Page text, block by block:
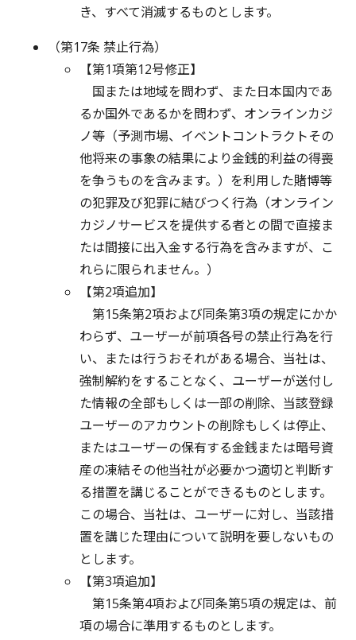
き、すべて消滅するものとします。
（第17条 禁止行為）
【第1項第12号修正】
国または地域を問わず、また日本国内であ
るか国外であるかを問わず、オンラインカジ
ノ等（予測市場、イベントコントラクトその
他将来の事象の結果により金銭的利益の得喪
を争うものを含みます。）を利用した賭博等
の犯罪及び犯罪に結びつく行為（オンライン
カジノサービスを提供する者との間で直接ま
たは間接に出入金する行為を含みますが、こ
れらに限られません。）
【第2項追加】
第15条第2項および同条第3項の規定にかか
わらず、ユーザーが前項各号の禁止行為を行
い、または行うおそれがある場合、当社は、
強制解約をすることなく、ユーザーが送付し
た情報の全部もしくは一部の削除、当該登録
ユーザーのアカウントの削除もしくは停止、
またはユーザーの保有する金銭または暗号資
産の凍結その他当社が必要かつ適切と判断す
る措置を講じることができるものとします。
この場合、当社は、ユーザーに対し、当該措
置を講じた理由について説明を要しないもの
とします。
【第3項追加】
第15条第4項および同条第5項の規定は、前
項の場合に準用するものとします。